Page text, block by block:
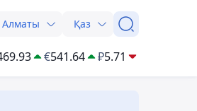
Алматы Қаз
€541.64 ₽5.71